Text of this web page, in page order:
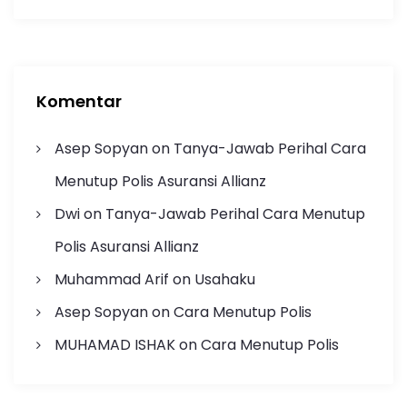
Komentar
Asep Sopyanon Tanya-Jawab Perihal Cara
Menutup Polis Asuransi Allianz
Dwion Tanya-Jawab Perihal Cara Menutup
Polis Asuransi Allianz
Muhammad Arif on Usahaku
Asep SopyanonCara Menutup Polis
MUHAMAD ISHAKonCara Menutup Polis